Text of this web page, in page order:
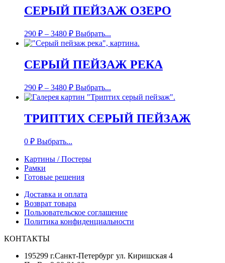
СЕРЫЙ ПЕЙЗАЖ ОЗЕРО
290 ₽ – 3480 ₽ Выбрать...
СЕРЫЙ ПЕЙЗАЖ РЕКА
290 ₽ – 3480 ₽ Выбрать...
ТРИПТИХ СЕРЫЙ ПЕЙЗАЖ
0 ₽ Выбрать...
Картины / Постеры
Рамки
Готовые решения
Доставка и оплата
Возврат товара
Пользовательское соглашение
Политика конфиденциальности
КОНТАКТЫ
195299 г.Санкт-Петербург ул. Киришская 4